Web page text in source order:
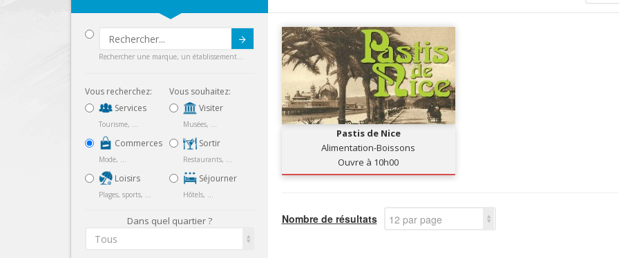
Rechercher une marque, un établissement...
Vous recherchez:
Services
Tourisme, ...
Commerces
Mode, ...
Loisirs
Plages, sports, ...
Vous souhaitez:
Visiter
Musées, ...
Sortir
Restaurants, ...
Séjourner
Hôtels, ...
Dans quel quartier ?
Tous
Pastis de Nice
Alimentation-Boissons
Ouvre à 10h00
Nombre de résultats 12 par page